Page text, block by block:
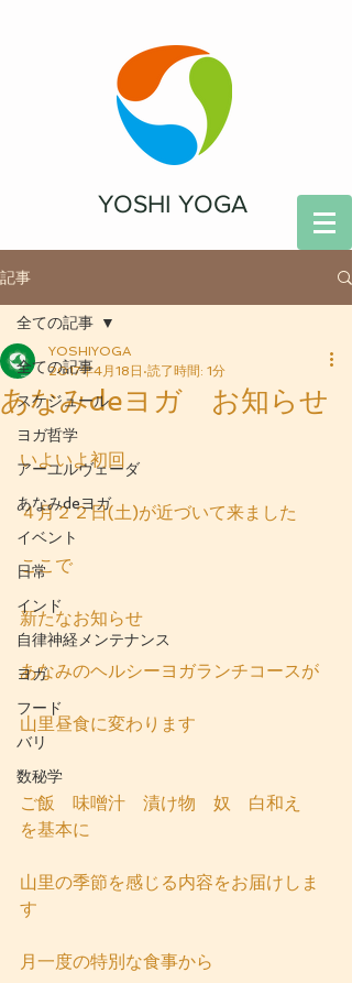
YOSHI YOGA
記事
全ての記事
スケジュール
ヨガ哲学
アーユルヴェーダ
あなみdeヨガ
イベント
日常
インド
自律神経メンテナンス
ヨガ
フード
バリ
数秘学
全ての記事
あなみdeヨガ お知らせ
YOSHIYOGA
2017年4月18日 読了時間: 1分
いよいよ初回
４月２２日(土)が近づいて来ました
ここで
新たなお知らせ
あなみのヘルシーヨガランチコースが
山里昼食に変わります
ご飯　味噌汁　漬け物　奴　白和え
を基本に
山里の季節を感じる内容をお届けしま
す
月一度の特別な食事から